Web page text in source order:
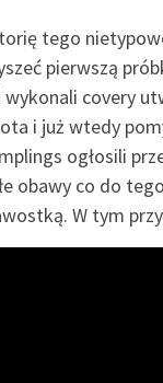
tego
pierwszą
covery
i już wtedy
ogłosili
obawy co do
W tym